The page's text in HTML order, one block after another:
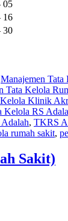
05
16
30
Manajemen Tata
Tata Kelola
Klinik
Kelola RS
, TKRS
rumah sakit,
Sakit)